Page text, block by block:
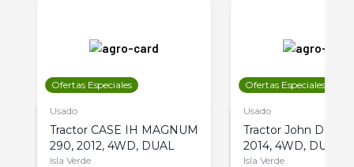
Ofertas Especiales
Usado
Tractor CASE IH MAGNUM
290, 2012, 4WD, DUAL
Isla Verde
Ofertas Especiales
Usado
Tractor John Deere
2014, 4WD, DUAL
Isla Verde